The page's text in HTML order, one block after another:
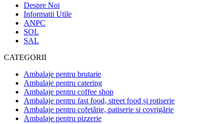
Despre Noi
Informatii Utile
ANPC
SOL
SAL
CATEGORII
Ambalaje pentru brutarie
Ambalaje pentru catering
Ambalaje pentru coffee shop
Ambalaje pentru fast food, street food și rotiserie
Ambalaje pentru cofetărie, patiserie si covrigărie
Ambalaje pentru pizzerie